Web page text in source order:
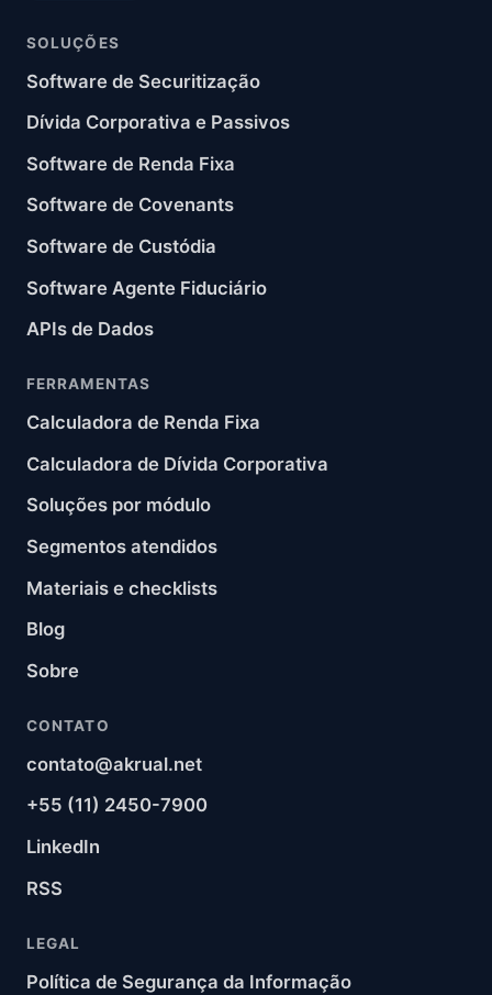
SOLUÇÕES
Software de Securitização
Dívida Corporativa e Passivos
Software de Renda Fixa
Software de Covenants
Software de Custódia
Software Agente Fiduciário
APIs de Dados
FERRAMENTAS
Calculadora de Renda Fixa
Calculadora de Dívida Corporativa
Soluções por módulo
Segmentos atendidos
Materiais e checklists
Blog
Sobre
CONTATO
contato@akrual.net
+55 (11) 2450-7900
LinkedIn
RSS
LEGAL
Política de Segurança da Informação